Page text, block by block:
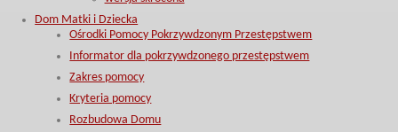
Dom Matki i Dziecka
Ośrodki Pomocy Pokrzywdzonym Przestępstwem
Informator dla pokrzywdzonego przestępstwem
Zakres pomocy
Kryteria pomocy
Rozbudowa Domu